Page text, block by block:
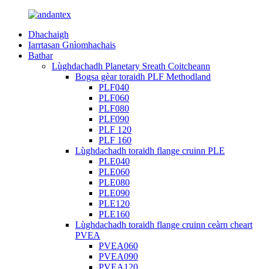
Dhachaigh
Iarrtasan Gnìomhachais
Bathar
Lùghdachadh Planetary Sreath Coitcheann
Bogsa gèar toraidh PLF Methodland
PLF040
PLF060
PLF080
PLF090
PLF 120
PLF 160
Lùghdachadh toraidh flange cruinn PLE
PLE040
PLE060
PLE080
PLE090
PLE120
PLE160
Lùghdachadh toraidh flange cruinn ceàrn cheart
PVEA
PVEA060
PVEA090
PVEA120